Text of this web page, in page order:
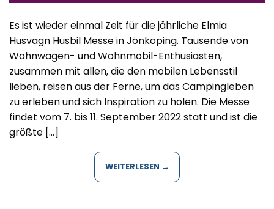
Es ist wieder einmal Zeit für die jährliche Elmia
Husvagn Husbil Messe in Jönköping. Tausende von
Wohnwagen- und Wohnmobil-Enthusiasten,
zusammen mit allen, die den mobilen Lebensstil
lieben, reisen aus der Ferne, um das Campingleben
zu erleben und sich Inspiration zu holen. Die Messe
findet vom 7. bis 11. September 2022 statt und ist die
größte […]
WEITERLESEN →